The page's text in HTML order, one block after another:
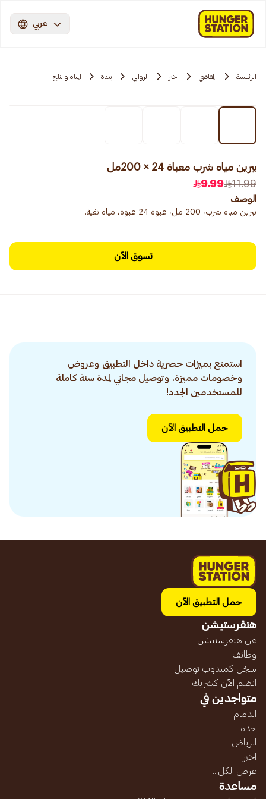
عربي
الرئيسية المقاضي الخبر الروابي بندة المياه والثلج
بيرين مياه شرب معباة 24 × 200مل
11.99
9.99
الوصف
بيرين مياه شرب، 200 مل، عبوة 24 عبوة، مياه نقية.
تسوق الآن
استمتع بميزات حصرية داخل التطبيق وعروض
وخصومات مميزة. وتوصيل مجاني لمدة سنة كاملة
للمستخدمين الجدد!
حمل التطبيق الآن
حمل التطبيق الآن
هنقرستيشن
عن هنقرستيشن
وظائف
سجّل كمندوب توصيل
انضم الآن كشريك
متواجدين في
الدمام
جده
الرياض
الخبر
عرض الكل...
مساعدة